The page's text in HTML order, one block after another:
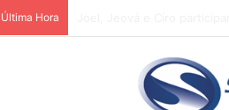
Hora